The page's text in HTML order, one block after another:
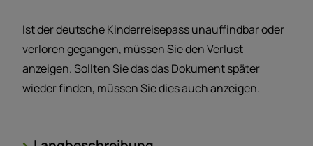
Ist der deutsche Kinderreisepass unauffindbar oder
verloren gegangen, müssen Sie den Verlust
anzeigen. Sollten Sie das das Dokument später
wieder finden, müssen Sie dies auch anzeigen.